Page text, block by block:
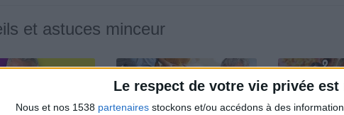
Le respect de votre vie privée
Nous et nos 1538 partenaires stockons et/ou accédons à des
et astuces minceur